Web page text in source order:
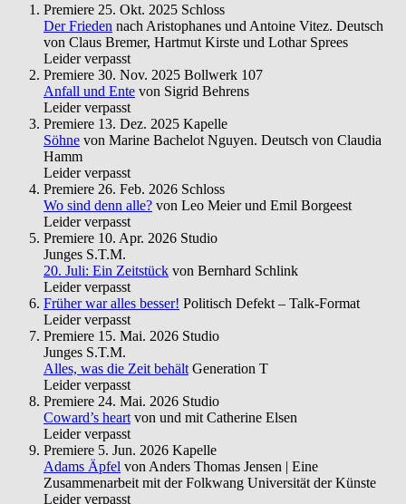
Premiere 25. Okt. 2025 Schloss
Der Frieden nach Aristophanes und Antoine Vitez. Deutsch
von Claus Bremer, Hartmut Kirste und Lothar Sprees
Leider verpasst
Premiere 30. Nov. 2025 Bollwerk 107
Anfall und Ente von Sigrid Behrens
Leider verpasst
Premiere 13. Dez. 2025 Kapelle
Söhne von Marine Bachelot Nguyen. Deutsch von Claudia
Hamm
Leider verpasst
Premiere 26. Feb. 2026 Schloss
Wo sind denn alle? von Leo Meier und Emil Borgeest
Leider verpasst
Premiere 10. Apr. 2026 Studio
Junges S.T.M.
20. Juli: Ein Zeitstück von Bernhard Schlink
Leider verpasst
Früher war alles besser! Politisch Defekt – Talk-Format
Leider verpasst
Premiere 15. Mai. 2026 Studio
Junges S.T.M.
Alles, was die Zeit behält Generation T
Leider verpasst
Premiere 24. Mai. 2026 Studio
Coward’s heart von und mit Catherine Elsen
Leider verpasst
Premiere 5. Jun. 2026 Kapelle
Adams Äpfel von Anders Thomas Jensen | Eine
Zusammenarbeit mit der Folkwang Universität der Künste
Leider verpasst